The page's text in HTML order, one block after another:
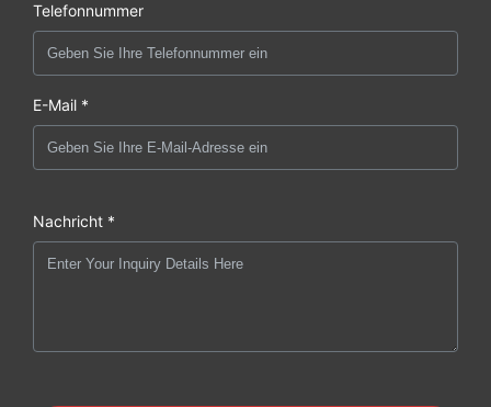
Telefonnummer
E-Mail *
Nachricht *